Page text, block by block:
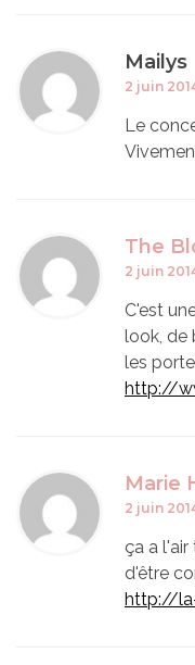
Mailys
2 juin
Le
The
2 juin
C'est
look, de
les
http://
Marie
2 juin
ça a
d'être
http://